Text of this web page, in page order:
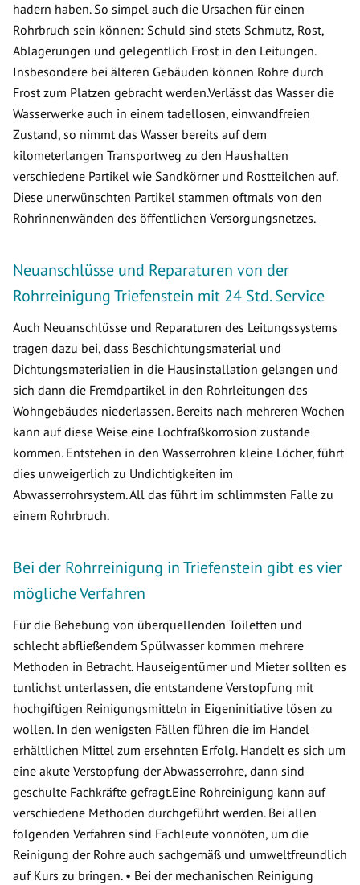
hadern haben. So simpel auch die Ursachen für einen
Rohrbruch sein können: Schuld sind stets Schmutz, Rost,
Ablagerungen und gelegentlich Frost in den Leitungen.
Insbesondere bei älteren Gebäuden können Rohre durch
Frost zum Platzen gebracht werden.Verlässt das Wasser die
Wasserwerke auch in einem tadellosen, einwandfreien
Zustand, so nimmt das Wasser bereits auf dem
kilometerlangen Transportweg zu den Haushalten
verschiedene Partikel wie Sandkörner und Rostteilchen auf.
Diese unerwünschten Partikel stammen oftmals von den
Rohrinnenwänden des öffentlichen Versorgungsnetzes.
Neuanschlüsse und Reparaturen von der
Rohrreinigung Triefenstein mit 24 Std. Service
Auch Neuanschlüsse und Reparaturen des Leitungssystems
tragen dazu bei, dass Beschichtungsmaterial und
Dichtungsmaterialien in die Hausinstallation gelangen und
sich dann die Fremdpartikel in den Rohrleitungen des
Wohngebäudes niederlassen. Bereits nach mehreren Wochen
kann auf diese Weise eine Lochfraßkorrosion zustande
kommen. Entstehen in den Wasserrohren kleine Löcher, führt
dies unweigerlich zu Undichtigkeiten im
Abwasserrohrsystem. All das führt im schlimmsten Falle zu
einem Rohrbruch.
Bei der Rohrreinigung in Triefenstein gibt es vier
mögliche Verfahren
Für die Behebung von überquellenden Toiletten und
schlecht abfließendem Spülwasser kommen mehrere
Methoden in Betracht. Hauseigentümer und Mieter sollten es
tunlichst unterlassen, die entstandene Verstopfung mit
hochgiftigen Reinigungsmitteln in Eigeninitiative lösen zu
wollen. In den wenigsten Fällen führen die im Handel
erhältlichen Mittel zum ersehnten Erfolg. Handelt es sich um
eine akute Verstopfung der Abwasserrohre, dann sind
geschulte Fachkräfte gefragt.Eine Rohreinigung kann auf
verschiedene Methoden durchgeführt werden. Bei allen
folgenden Verfahren sind Fachleute vonnöten, um die
Reinigung der Rohre auch sachgemäß und umweltfreundlich
auf Kurs zu bringen. • Bei der mechanischen Reinigung